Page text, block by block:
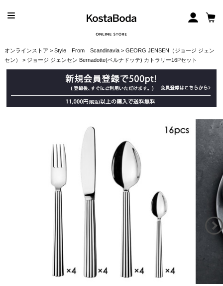
オンラインストア > Style From Scandinavia> GEORG JENSEN（ジョージ ジェン
セン）
> ジョージ ジェンセン Bernadotte(ベルナドッテ) カトラリー16Pセット